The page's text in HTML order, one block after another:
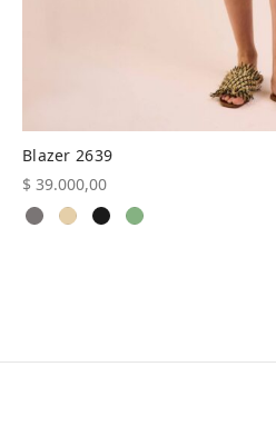
Blazer 2639
$ 39.000,00